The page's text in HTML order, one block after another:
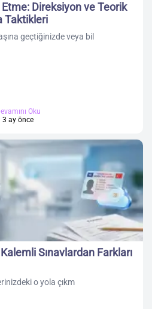
Etme: Direksiyon ve Teorik
Taktikleri
geçtiğinizde veya bil
Oku
3 ay önce
Kalemli Sınavlardan Farkları
o yola çıkm